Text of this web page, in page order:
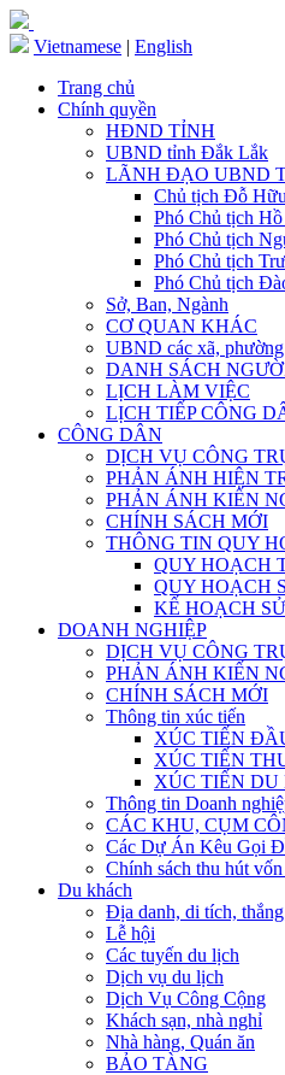
Vietnamese | English
Trang chủ
Chính quyền
HĐND TỈNH
UBND tỉnh Đắk Lắk
LÃNH ĐẠO UBND
Chủ tịch Đỗ
Phó Chủ tịch
Phó Chủ tịch
Phó Chủ tịch
Phó Chủ tịch
Sở, Ban, Ngành
CƠ QUAN KHÁC
UBND các xã, phường
DANH SÁCH
LỊCH LÀM VIỆC
LỊCH TIẾP CÔNG
CÔNG DÂN
DỊCH VỤ CÔNG
PHẢN ÁNH HIỆN
PHẢN ÁNH KIẾN
CHÍNH SÁCH MỚI
THÔNG TIN QUY
QUY HOẠCH
QUY HOẠCH
KẾ HOẠCH
DOANH NGHIỆP
DỊCH VỤ CÔNG
PHẢN ÁNH KIẾN
CHÍNH SÁCH MỚI
Thông tin xúc tiến
XÚC TIẾN
XÚC TIẾN
XÚC TIẾN DU
Thông tin Doanh
CÁC KHU, CỤM
Các Dự Án Kêu Gọi
Chính sách thu hút
Du khách
Địa danh, di tích, thắng
Lễ hội
Các tuyến du lịch
Dịch vụ du lịch
Dịch Vụ Công Cộng
Khách sạn, nhà nghỉ
Nhà hàng, Quán ăn
BẢO TÀNG